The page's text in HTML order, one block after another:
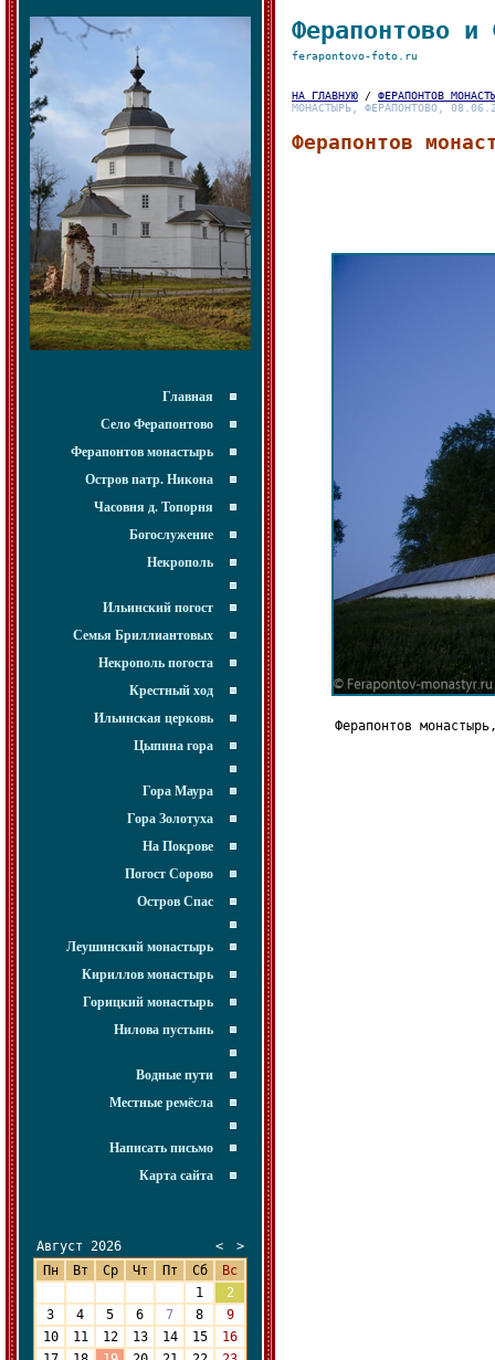
Главная
Село Ферапонтово
Ферапонтов монастырь
Остров патр. Никона
Часовня д. Топорня
Богослужение
Некрополь
Ильинский погост
Семья Бриллиантовых
Некрополь погоста
Крестный ход
Ильинская церковь
Цыпина гора
Гора Маура
Гора Золотуха
На Покрове
Погост Сорово
Остров Спас
Леушинский монастырь
Кириллов монастырь
Горицкий монастырь
Нилова пустынь
Водные пути
Местные ремёсла
Написать письмо
Карта сайта
Август 2026 <
>
Пн
Вт Ср Чт Пт Сб
Вс
1
2
3
4 5 6 7 8
9
10
11 12 13 14 15
16
Ферапонтово и
ferapontovo-foto.ru
НА ГЛАВНУЮ / ФЕРАПОНТОВ
МОНАСТЫРЬ, ФЕРАПОНТОВО,
Ферапонтов
Ферапонтов